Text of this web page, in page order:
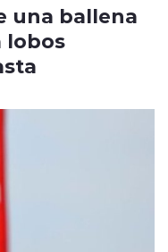
una ballena
lobos